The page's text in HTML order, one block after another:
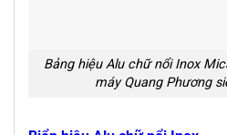
Bảng hiệu Alu chữ nổi Inox
máy Quang Phương